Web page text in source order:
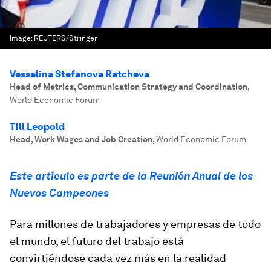
Image: REUTERS/Stringer
Vesselina Stefanova Ratcheva
Head of Metrics, Communication Strategy and Coordination,
World Economic Forum
Till Leopold
Head, Work Wages and Job Creation,World Economic Forum
Este artículo es parte de la Reunión Anual de los
Nuevos Campeones
Para millones de trabajadores y empresas de todo
el mundo, el futuro del trabajo está
convirtiéndose cada vez más en la realidad